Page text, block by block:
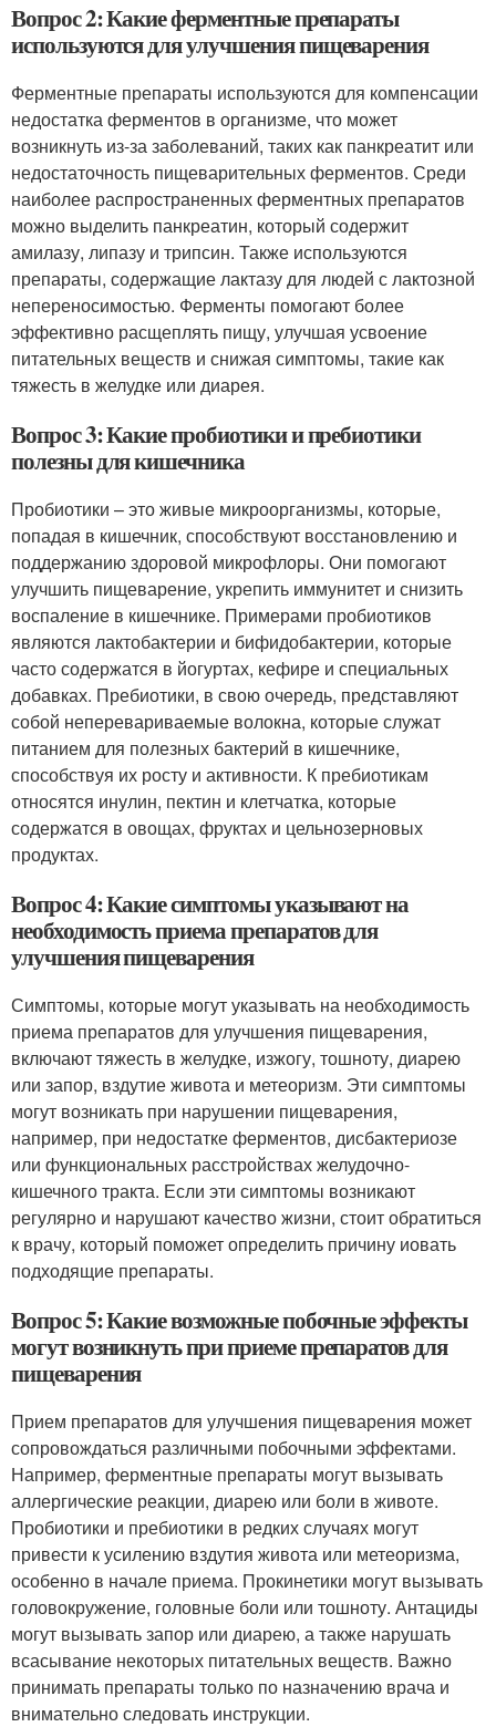
Вопрос 2: Какие ферментные препараты
используются для улучшения пищеварения
Ферментные препараты используются для компенсации
недостатка ферментов в организме, что может
возникнуть из-за заболеваний, таких как панкреатит или
недостаточность пищеварительных ферментов. Среди
наиболее распространенных ферментных препаратов
можно выделить панкреатин, который содержит
амилазу, липазу и трипсин. Также используются
препараты, содержащие лактазу для людей с лактозной
непереносимостью. Ферменты помогают более
эффективно расщеплять пищу, улучшая усвоение
питательных веществ и снижая симптомы, такие как
тяжесть в желудке или диарея.
Вопрос 3: Какие пробиотики и пребиотики
полезны для кишечника
Пробиотики – это живые микроорганизмы, которые,
попадая в кишечник, способствуют восстановлению и
поддержанию здоровой микрофлоры. Они помогают
улучшить пищеварение, укрепить иммунитет и снизить
воспаление в кишечнике. Примерами пробиотиков
являются лактобактерии и бифидобактерии, которые
часто содержатся в йогуртах, кефире и специальных
добавках. Пребиотики, в свою очередь, представляют
собой неперевариваемые волокна, которые служат
питанием для полезных бактерий в кишечнике,
способствуя их росту и активности. К пребиотикам
относятся инулин, пектин и клетчатка, которые
содержатся в овощах, фруктах и цельнозерновых
продуктах.
Вопрос 4: Какие симптомы указывают на
необходимость приема препаратов для
улучшения пищеварения
Симптомы, которые могут указывать на необходимость
приема препаратов для улучшения пищеварения,
включают тяжесть в желудке, изжогу, тошноту, диарею
или запор, вздутие живота и метеоризм. Эти симптомы
могут возникать при нарушении пищеварения,
например, при недостатке ферментов, дисбактериозе
или функциональных расстройствах желудочно-
кишечного тракта. Если эти симптомы возникают
регулярно и нарушают качество жизни, стоит обратиться
к врачу, который поможет определить причину иовать
подходящие препараты.
Вопрос 5: Какие возможные побочные эффекты
могут возникнуть при приеме препаратов для
пищеварения
Прием препаратов для улучшения пищеварения может
сопровождаться различными побочными эффектами.
Например, ферментные препараты могут вызывать
аллергические реакции, диарею или боли в животе.
Пробиотики и пребиотики в редких случаях могут
привести к усилению вздутия живота или метеоризма,
особенно в начале приема. Прокинетики могут вызывать
головокружение, головные боли или тошноту. Антациды
могут вызывать запор или диарею, а также нарушать
всасывание некоторых питательных веществ. Важно
принимать препараты только по назначению врача и
внимательно следовать инструкции.